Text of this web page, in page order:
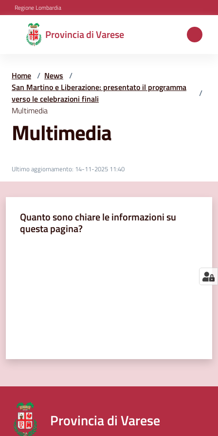
Vai al contenuto
Vai alla navigazione
Vai al footer
Regione Lombardia
Provincia di Varese
Provincia
di
Aree
tematiche
Servizi
segnalazioni
Home / News /
San Martino e Liberazione: presentato il programma
verso le celebrazioni finali
/
Multimedia
Multimedia
Ultimo aggiornamento: 14-11-2025 11:40
Quanto sono chiare le informazioni su
questa pagina?
Provincia di Varese